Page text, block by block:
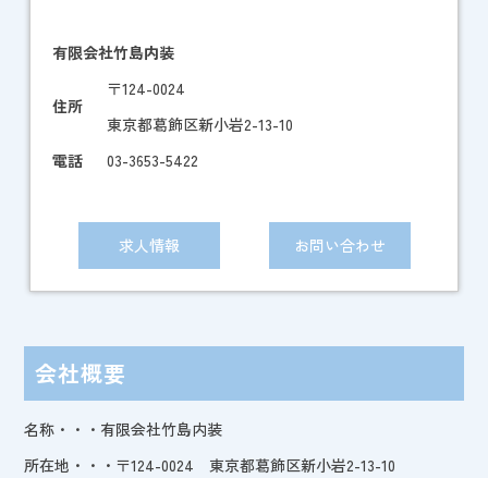
有限会社竹島内装
住所
〒124-0024
東京都葛飾区新小岩2-13-10
電話
03-3653-5422
求人情報 お問い合わせ
会社概要
名称・・・有限会社竹島内装
所在地・・・〒124-0024 東京都葛飾区新小岩2-13-10